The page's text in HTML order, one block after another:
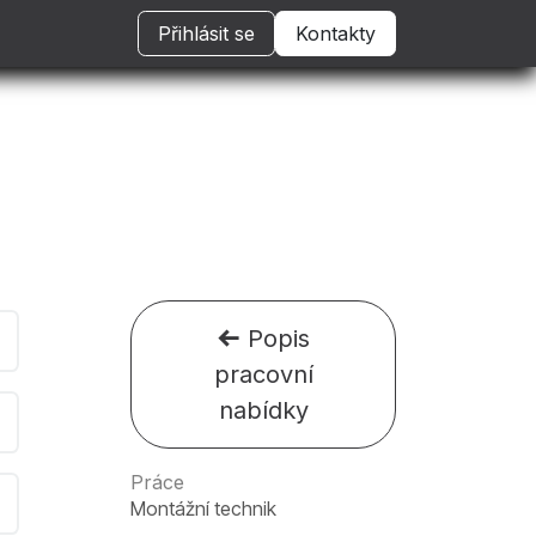
Přihlásit se Kontakty
Popis
pracovní
nabídky
Práce
Montážní technik